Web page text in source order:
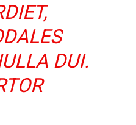
DUI.